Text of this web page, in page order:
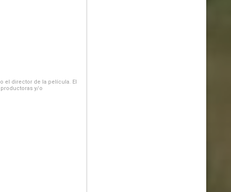
el director de la película. El
y/o